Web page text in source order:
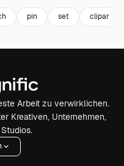
pin set clipart
Arbeit zu verwirklichen.
Kreativen, Unternehmen,